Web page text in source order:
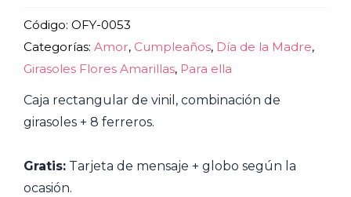
Código: OFY-0053
Categorías: Amor, Cumpleaños, Día de la Madre,
Girasoles Flores Amarillas, Para ella
Caja rectangular de vinil, combinación de
girasoles + 8 ferreros.
Gratis: Tarjeta de mensaje + globo según la
ocasión.